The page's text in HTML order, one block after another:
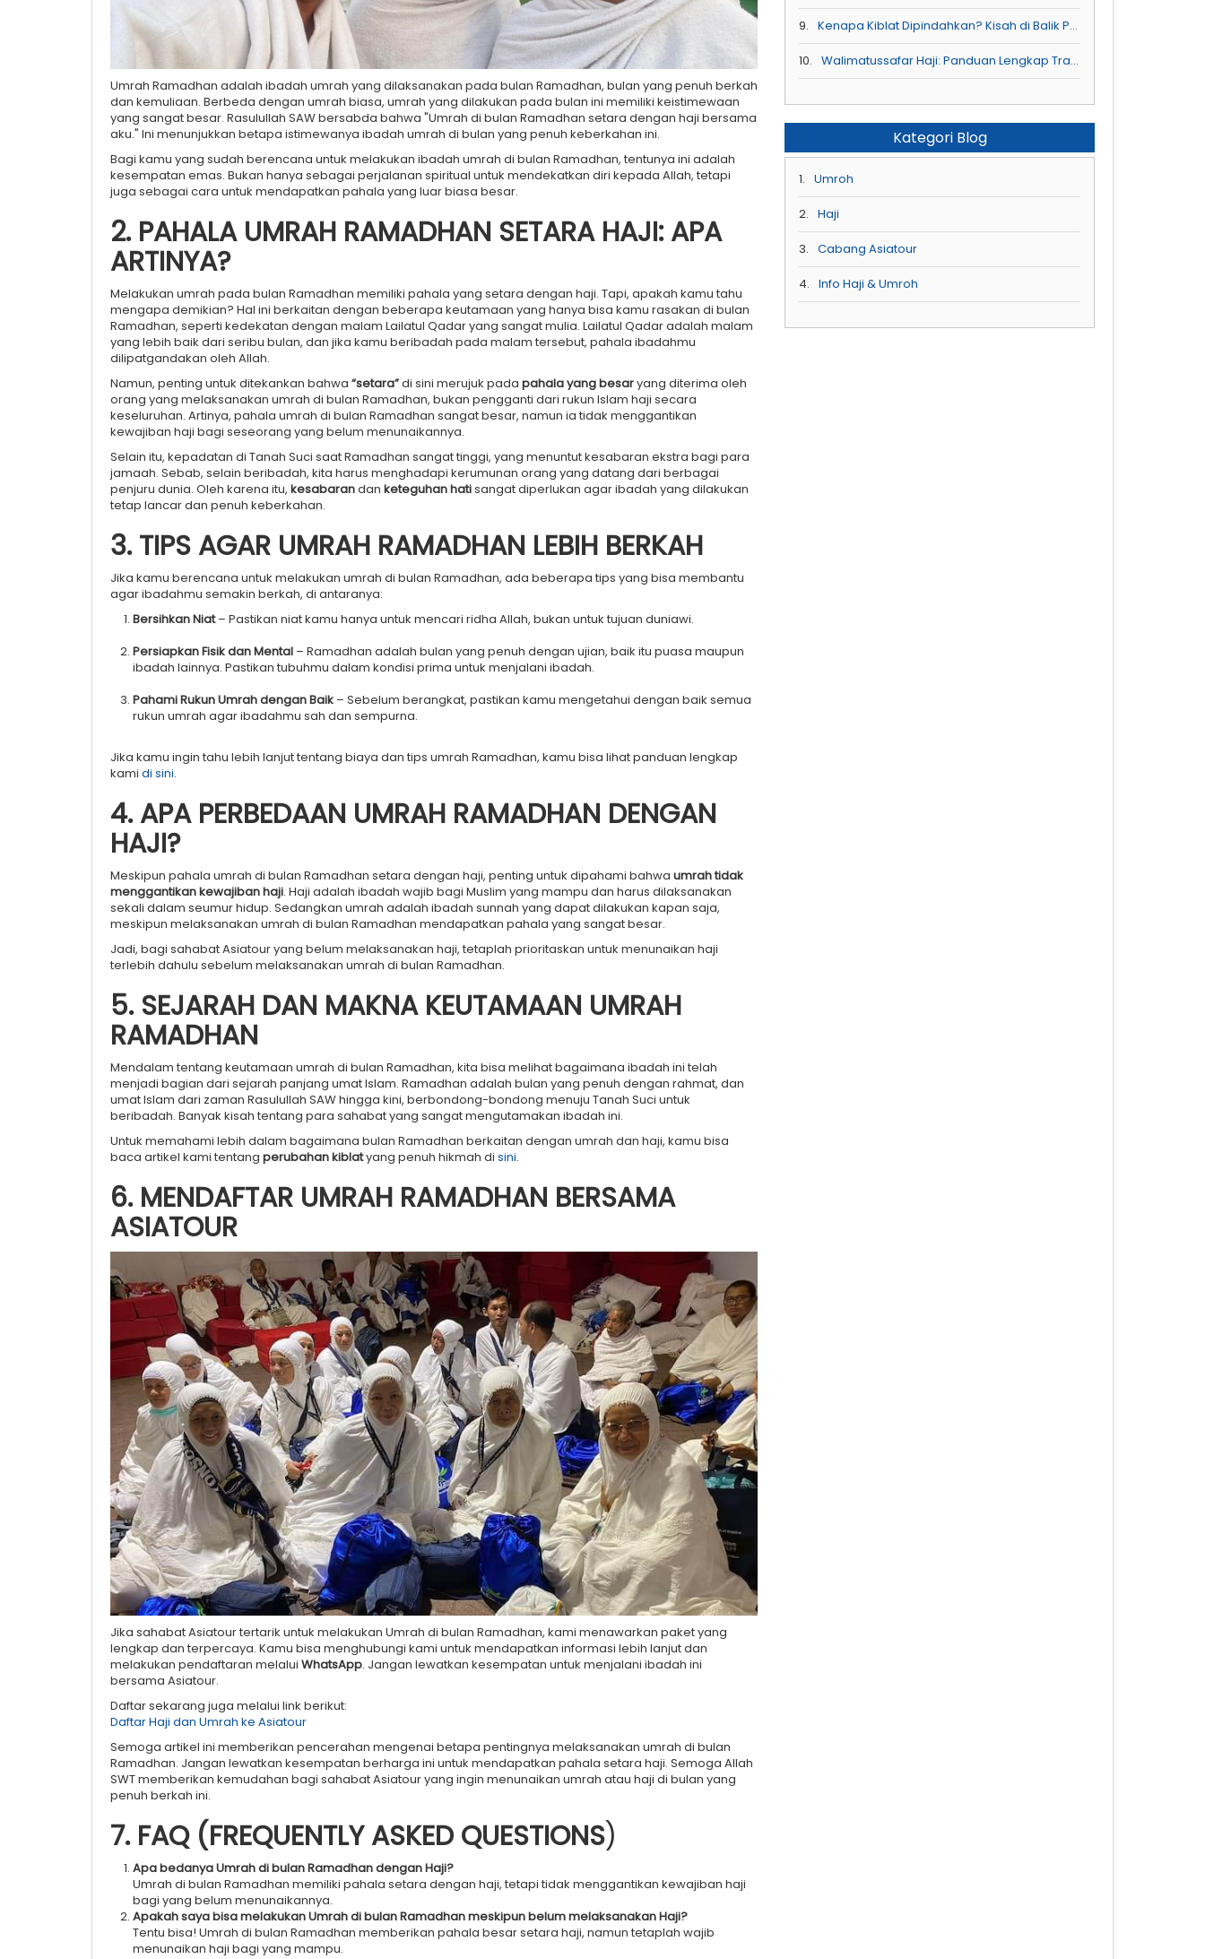
Umrah Ramadhan adalah ibadah umrah yang dilaksanakan pada bulan Ramadhan, bulan yang penuh berkah
dan kemuliaan. Berbeda dengan umrah biasa, umrah yang dilakukan pada bulan ini memiliki keistimewaan
yang sangat besar. Rasulullah SAW bersabda bahwa "Umrah di bulan Ramadhan setara dengan haji bersama
aku." Ini menunjukkan betapa istimewanya ibadah umrah di bulan yang penuh keberkahan ini.
Bagi kamu yang sudah berencana untuk melakukan ibadah umrah di bulan Ramadhan, tentunya ini adalah
kesempatan emas. Bukan hanya sebagai perjalanan spiritual untuk mendekatkan diri kepada Allah, tetapi
juga sebagai cara untuk mendapatkan pahala yang luar biasa besar.
2. PAHALA UMRAH RAMADHAN SETARA HAJI: APA
ARTINYA?
Melakukan umrah pada bulan Ramadhan memiliki pahala yang setara dengan haji. Tapi, apakah kamu tahu
mengapa demikian? Hal ini berkaitan dengan beberapa keutamaan yang hanya bisa kamu rasakan di bulan
Ramadhan, seperti kedekatan dengan malam Lailatul Qadar yang sangat mulia. Lailatul Qadar adalah malam
yang lebih baik dari seribu bulan, dan jika kamu beribadah pada malam tersebut, pahala ibadahmu
dilipatgandakan oleh Allah.
Namun, penting untuk ditekankan bahwa “setara”di sini merujuk pada pahala yang besaryang diterima oleh
orang yang melaksanakan umrah di bulan Ramadhan, bukan pengganti dari rukun Islam haji secara
keseluruhan. Artinya, pahala umrah di bulan Ramadhan sangat besar, namun ia tidak menggantikan
kewajiban haji bagi seseorang yang belum menunaikannya.
Selain itu, kepadatan di Tanah Suci saat Ramadhan sangat tinggi, yang menuntut kesabaran ekstra bagi para
jamaah. Sebab, selain beribadah, kita harus menghadapi kerumunan orang yang datang dari berbagai
penjuru dunia. Oleh karena itu, kesabarandan keteguhan hatisangat diperlukan agar ibadah yang dilakukan
tetap lancar dan penuh keberkahan.
3. TIPS AGAR UMRAH RAMADHAN LEBIH BERKAH
Jika kamu berencana untuk melakukan umrah di bulan Ramadhan, ada beberapa tips yang bisa membantu
agar ibadahmu semakin berkah, di antaranya:
Bersihkan Niat– Pastikan niat kamu hanya untuk mencari ridha Allah, bukan untuk tujuan duniawi.
Persiapkan Fisik dan Mental – Ramadhan adalah bulan yang penuh dengan ujian, baik itu puasa maupun
ibadah lainnya. Pastikan tubuhmu dalam kondisi prima untuk menjalani ibadah.
Pahami Rukun Umrah dengan Baik – Sebelum berangkat, pastikan kamu mengetahui dengan baik semua
rukun umrah agar ibadahmu sah dan sempurna.
Jika kamu ingin tahu lebih lanjut tentang biaya dan tips umrah Ramadhan, kamu bisa lihat panduan lengkap
kami di sini.
4. APA PERBEDAAN UMRAH RAMADHAN DENGAN
HAJI?
Meskipun pahala umrah di bulan Ramadhan setara dengan haji, penting untuk dipahami bahwa umrah tidak
menggantikan kewajiban haji. Haji adalah ibadah wajib bagi Muslim yang mampu dan harus dilaksanakan
sekali dalam seumur hidup. Sedangkan umrah adalah ibadah sunnah yang dapat dilakukan kapan saja,
meskipun melaksanakan umrah di bulan Ramadhan mendapatkan pahala yang sangat besar.
Jadi, bagi sahabat Asiatour yang belum melaksanakan haji, tetaplah prioritaskan untuk menunaikan haji
terlebih dahulu sebelum melaksanakan umrah di bulan Ramadhan.
5. SEJARAH DAN MAKNA KEUTAMAAN UMRAH
RAMADHAN
Mendalam tentang keutamaan umrah di bulan Ramadhan, kita bisa melihat bagaimana ibadah ini telah
menjadi bagian dari sejarah panjang umat Islam. Ramadhan adalah bulan yang penuh dengan rahmat, dan
umat Islam dari zaman Rasulullah SAW hingga kini, berbondong-bondong menuju Tanah Suci untuk
beribadah. Banyak kisah tentang para sahabat yang sangat mengutamakan ibadah ini.
Untuk memahami lebih dalam bagaimana bulan Ramadhan berkaitan dengan umrah dan haji, kamu bisa
baca artikel kami tentang perubahan kiblatyang penuh hikmah di sini.
6. MENDAFTAR UMRAH RAMADHAN BERSAMA
ASIATOUR
Jika sahabat Asiatour tertarik untuk melakukan Umrah di bulan Ramadhan, kami menawarkan paket yang
lengkap dan terpercaya. Kamu bisa menghubungi kami untuk mendapatkan informasi lebih lanjut dan
melakukan pendaftaran melalui WhatsApp. Jangan lewatkan kesempatan untuk menjalani ibadah ini
bersama Asiatour.
Daftar sekarang juga melalui link berikut:
Daftar Haji dan Umrah ke Asiatour
Semoga artikel ini memberikan pencerahan mengenai betapa pentingnya melaksanakan umrah di bulan
Ramadhan. Jangan lewatkan kesempatan berharga ini untuk mendapatkan pahala setara haji. Semoga Allah
SWT memberikan kemudahan bagi sahabat Asiatour yang ingin menunaikan umrah atau haji di bulan yang
penuh berkah ini.
7. FAQ (FREQUENTLY ASKED QUESTIONS)
Apa bedanya Umrah di bulan Ramadhan dengan Haji?
Umrah di bulan Ramadhan memiliki pahala setara dengan haji, tetapi tidak menggantikan kewajiban haji
bagi yang belum menunaikannya.
Apakah saya bisa melakukan Umrah di bulan Ramadhan meskipun belum melaksanakan Haji?
Tentu bisa! Umrah di bulan Ramadhan memberikan pahala besar setara haji, namun tetaplah wajib
menunaikan haji bagi yang mampu.
9. Kenapa Kiblat Dipindahkan? Kisah di Balik Perintah Allah SWT
10. Walimatussafar Haji: Panduan Lengkap Tradisi Penuh Makna untuk Sahabat Asiatour
Kategori Blog
1. Umroh
2. Haji
3. Cabang Asiatour
4. Info Haji & Umroh